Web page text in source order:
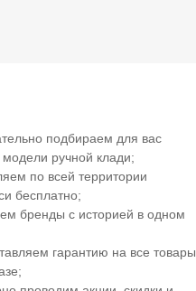
подбираем для вас
ручной клади;
по всей территории
бесплатно;
бренды с историей в одном
гарантию на все товары